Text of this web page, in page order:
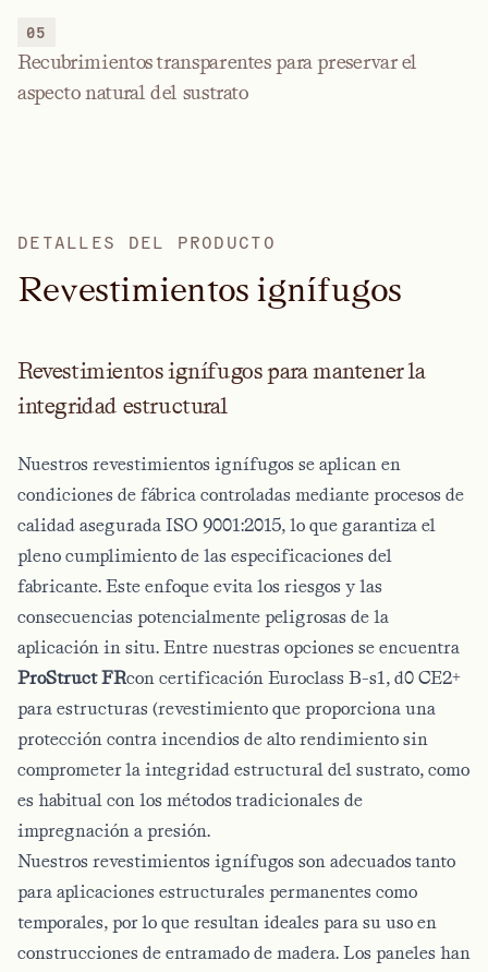
05
Recubrimientos transparentes para preservar el
aspecto natural del sustrato
DETALLES DEL PRODUCTO
Revestimientos ignífugos
Revestimientos ignífugos para mantener la
integridad estructural
Nuestros revestimientos ignífugos se aplican en
condiciones de fábrica controladas mediante procesos de
calidad asegurada ISO 9001:2015, lo que garantiza el
pleno cumplimiento de las especificaciones del
fabricante. Este enfoque evita los riesgos y las
consecuencias potencialmente peligrosas de la
aplicación in situ. Entre nuestras opciones se encuentra
ProStruct FRcon certificación Euroclass B-s1, d0 CE2+
para estructuras (revestimiento que proporciona una
protección contra incendios de alto rendimiento sin
comprometer la integridad estructural del sustrato, como
es habitual con los métodos tradicionales de
impregnación a presión.
Nuestros revestimientos ignífugos son adecuados tanto
para aplicaciones estructurales permanentes como
temporales, por lo que resultan ideales para su uso en
construcciones de entramado de madera. Los paneles han